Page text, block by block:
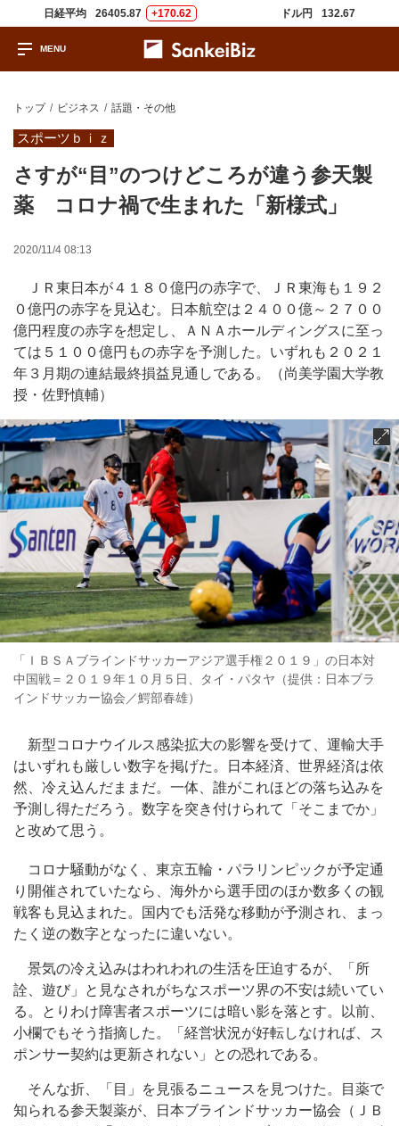
日経平均 26405.87 +170.62 ドル円 132.67
トップ ビジネス 話題・その他
スポーツｂｉｚ
さすが“目”のつけどころが違う参天製
薬 コロナ禍で生まれた「新様式」
2020/11/4 08:13
ＪＲ東日本が４１８０億円の赤字で、ＪＲ東海も１９２
０億円の赤字を見込む。日本航空は２４００億～２７００
億円程度の赤字を想定し、ＡＮＡホールディングスに至っ
ては５１００億円もの赤字を予測した。いずれも２０２１
年３月期の連結最終損益見通しである。（尚美学園大学教
授・佐野慎輔）
「ＩＢＳＡブラインドサッカーアジア選手権２０１９」の日本対
中国戦＝２０１９年１０月５日、タイ・パタヤ（提供：日本ブラ
インドサッカー協会／鰐部春雄）
新型コロナウイルス感染拡大の影響を受けて、運輸大手
はいずれも厳しい数字を掲げた。日本経済、世界経済は依
然、冷え込んだままだ。一体、誰がこれほどの落ち込みを
予測し得ただろう。数字を突き付けられて「そこまでか」
と改めて思う。
コロナ騒動がなく、東京五輪・パラリンピックが予定通
り開催されていたなら、海外から選手団のほか数多くの観
戦客も見込まれた。国内でも活発な移動が予測され、まっ
たく逆の数字となったに違いない。
景気の冷え込みはわれわれの生活を圧迫するが、「所
詮、遊び」と見なされがちなスポーツ界の不安は続いてい
る。とりわけ障害者スポーツには暗い影を落とす。以前、
小欄でもそう指摘した。「経営状況が好転しなければ、ス
ポンサー契約は更新されない」との恐れである。
そんな折、「目」を見張るニュースを見つけた。目薬で
知られる参天製薬が、日本ブラインドサッカー協会（ＪＢ